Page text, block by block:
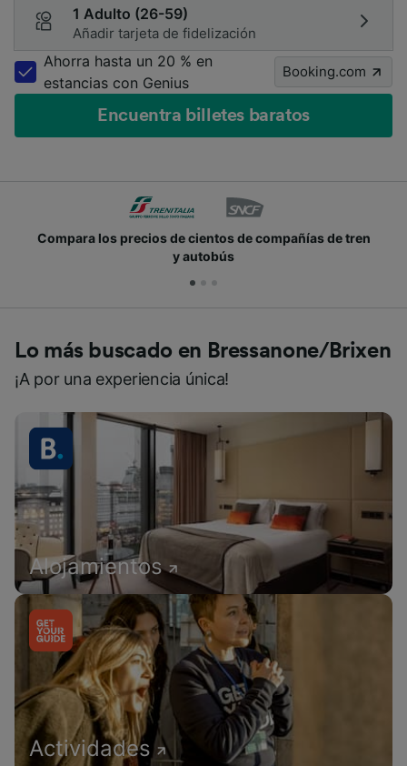
1 Adulto (26-59)
Añadir tarjeta de fidelización
Ahorra hasta un 20 % en
estancias con Genius
Booking.com
Encuentra billetes baratos
de cientos de compañías de tren
Únete a los
Lo más buscado en Bressanone/Brixen
¡A por una experiencia única!
Alojamientos
Actividades